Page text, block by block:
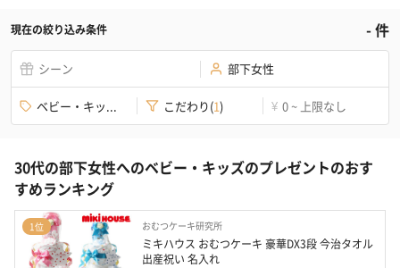
現在の絞り込み条件 -件
シーン 部下女性
ベビー・キッ... こだわり(1) ¥ 0 ~ 上限なし
30代の部下女性へのベビー・キッズのプレゼントのおす
すめランキング
1位 おむつケーキ研究所
ミキハウス おむつケーキ 豪華DX3段 今治タオル
出産祝い 名入れ